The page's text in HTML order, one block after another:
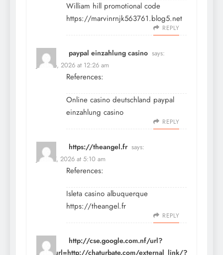
William hill promotional code
https://marvinrnjk563761.blog5.net
REPLY
paypal einzahlung casino says:
June 16, 2026 at 12:26 am
References:
Online casino deutschland paypal
einzahlung casino
REPLY
https://theangel.fr says:
June 17, 2026 at 5:10 am
References:
Isleta casino albuquerque
https://theangel.fr
REPLY
http://cse.google.com.nf/url?
sa=i&url=http://chaturbate.com/external_link/?